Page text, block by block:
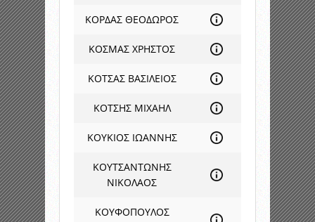
ΚΟΡΔΑΣ ΘΕΟΔΩΡΟΣ
ΚΟΣΜΑΣ ΧΡΗΣΤΟΣ
ΚΟΤΣΑΣ ΒΑΣΙΛΕΙΟΣ
ΚΟΤΣΗΣ ΜΙΧΑΗΛ
ΚΟΥΚΙΟΣ ΙΩΑΝΝΗΣ
ΚΟΥΤΣΑΝΤΩΝΗΣ
ΝΙΚΟΛΑΟΣ
ΚΟΥΦΟΠΟΥΛΟΣ